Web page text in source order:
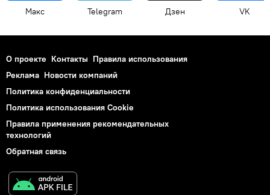
Макс Telegram Дзен VK
О проекте Контакты Правила использования
Реклама Новости компаний
Политика конфиденциальности
Политика использования Cookie
Правила применения рекомендательных
технологий
Обратная связь